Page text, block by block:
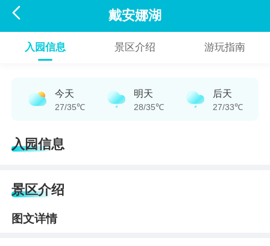
 戴安娜湖
入园信息 景区介绍 游玩指南
今天
27/35℃
明天
28/35℃
后天
27/33℃
入园信息
景区介绍
图文详情